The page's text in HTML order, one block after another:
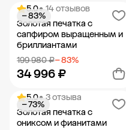
Добавить в корзину
5.0• 14 отзывов
Золотая печатка с
сапфиром выращенным и
бриллиантами
199 980 ₽− 83%
34 996 ₽
− 83%
Добавить в корзину
5.0• 3 отзыва
Золотая печатка с
ониксом и фианитами
− 73%